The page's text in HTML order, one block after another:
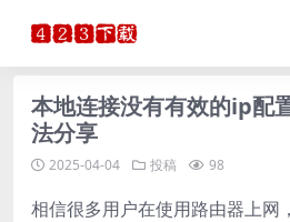
本地连接没有有效的ip配
法分享
2025-04-04 投稿 98
相信很多用户在使用路由器上网